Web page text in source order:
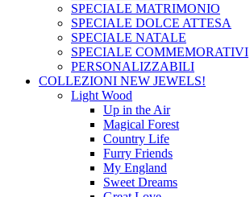
SPECIALE MATRIMONIO
SPECIALE DOLCE ATTESA
SPECIALE NATALE
SPECIALE COMMEMORATIVI
PERSONALIZZABILI
COLLEZIONI NEW JEWELS!
Light Wood
Up in the Air
Magical Forest
Country Life
Furry Friends
My England
Sweet Dreams